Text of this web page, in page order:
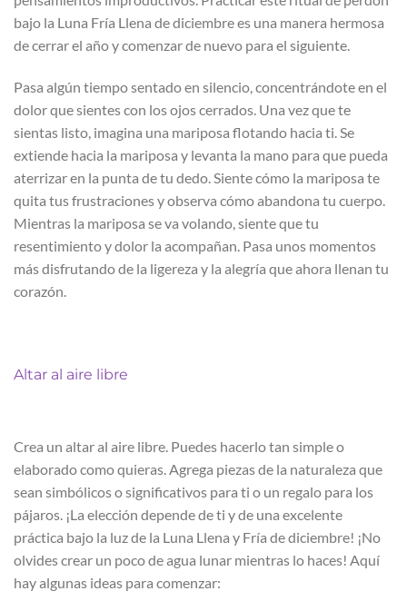
bajo la Luna Fría Llena de diciembre es una manera hermosa
de cerrar el año y comenzar de nuevo para el siguiente.
Pasa algún tiempo sentado en silencio, concentrándote en el
dolor que sientes con los ojos cerrados. Una vez que te
sientas listo, imagina una mariposa flotando hacia ti. Se
extiende hacia la mariposa y levanta la mano para que pueda
aterrizar en la punta de tu dedo. Siente cómo la mariposa te
quita tus frustraciones y observa cómo abandona tu cuerpo.
Mientras la mariposa se va volando, siente que tu
resentimiento y dolor la acompañan. Pasa unos momentos
más disfrutando de la ligereza y la alegría que ahora llenan tu
corazón.
Altar al aire libre
Crea un altar al aire libre. Puedes hacerlo tan simple o
elaborado como quieras. Agrega piezas de la naturaleza que
sean simbólicos o significativos para ti o un regalo para los
pájaros. ¡La elección depende de ti y de una excelente
práctica bajo la luz de la Luna Llena y Fría de diciembre! ¡No
olvides crear un poco de agua lunar mientras lo haces! Aquí
hay algunas ideas para comenzar: